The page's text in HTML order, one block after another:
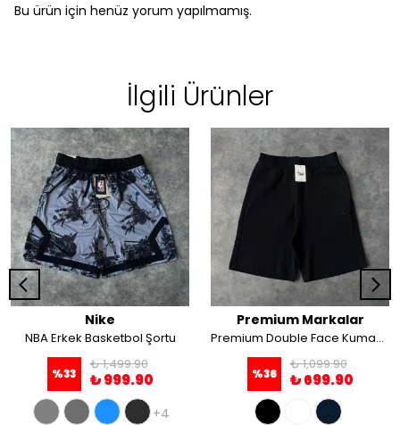
Bu ürün için henüz yorum yapılmamış.
İlgili Ürünler
Nike
NBA Erkek Basketbol Şortu
%33
₺ 1,499.90
₺ 999.90
+4
Premium Markalar
Premium Double Face Kumaş Erkek Şort
%36
₺ 1,099.90
₺ 699.90